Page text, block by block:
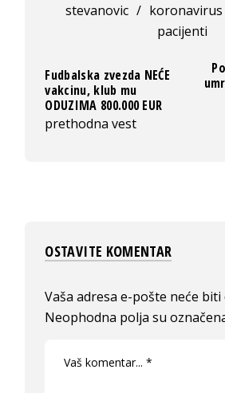
stevanovic / koronavirus
pacijenti
Fudbalska zvezda NEĆE
vakcinu, klub mu
ODUZIMA 800.000 EUR
prethodna vest
OSTAVITE KOMENTAR
Vaša adresa e-pošte neće biti
Neophodna polja su